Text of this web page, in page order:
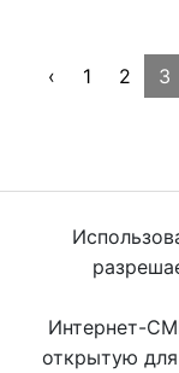
‹ 1 2 3
Интернет-
открытую